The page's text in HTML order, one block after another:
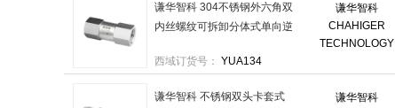
谦华智科
CHAHIGER
TECHNOLOGY
谦华智科 304不锈钢外六角双
内丝螺纹可拆卸分体式单向逆
G1分 售卖规格：1个
西域订货号： YUA134
谦华智科
谦华智科 不锈钢双头卡套式